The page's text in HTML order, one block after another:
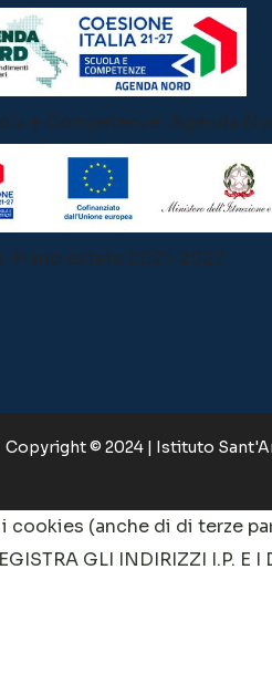
e Competenze: Agenda
Piano estate 2021-2027
Copyright © 2024 | Istituto
cookies (anche di di terze
GLI INDIRIZZI I.P. E